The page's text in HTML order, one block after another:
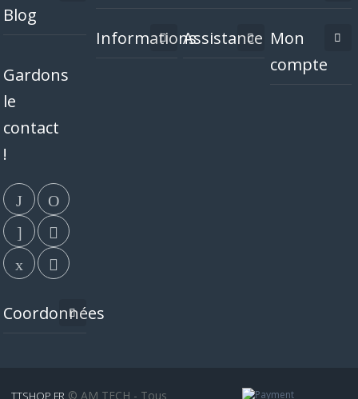
Blog
Gardons
le
contact
!
Coordonnées
InformationsAssistance Mon
compte
TTSHOP.FR © AM TECH - Tous